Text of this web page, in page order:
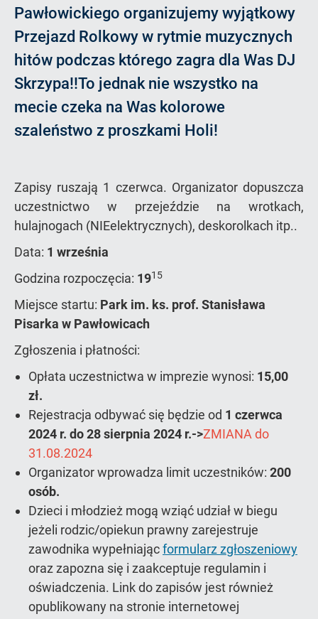
Pawłowickiego organizujemy wyjątkowy
Przejazd Rolkowy w rytmie muzycznych
hitów podczas którego zagra dla Was DJ
Skrzypa!!To jednak nie wszystko na
mecie czeka na Was kolorowe
szaleństwo z proszkami Holi!
Zapisy ruszają 1 czerwca. Organizator dopuszcza
uczestnictwo w przejeździe na wrotkach,
hulajnogach (NIEelektrycznych), deskorolkach itp..
Data: 1 września
Godzina rozpoczęcia: 1915
Miejsce startu: Park im. ks. prof. Stanisława
Pisarka w Pawłowicach
Zgłoszenia i płatności:
Opłata uczestnictwa w imprezie wynosi: 15,00
zł.
Rejestracja odbywać się będzie od 1 czerwca
2024 r. do 28 sierpnia 2024 r.->ZMIANA do
31.08.2024
Organizator wprowadza limit uczestników: 200
osób.
Dzieci i młodzież mogą wziąć udział w biegu
jeżeli rodzic/opiekun prawny zarejestruje
zawodnika wypełniającformularz zgłoszeniowy
oraz zapozna się i zaakceptuje regulamin i
oświadczenia. Link do zapisów jest również
opublikowany na stronie internetowej